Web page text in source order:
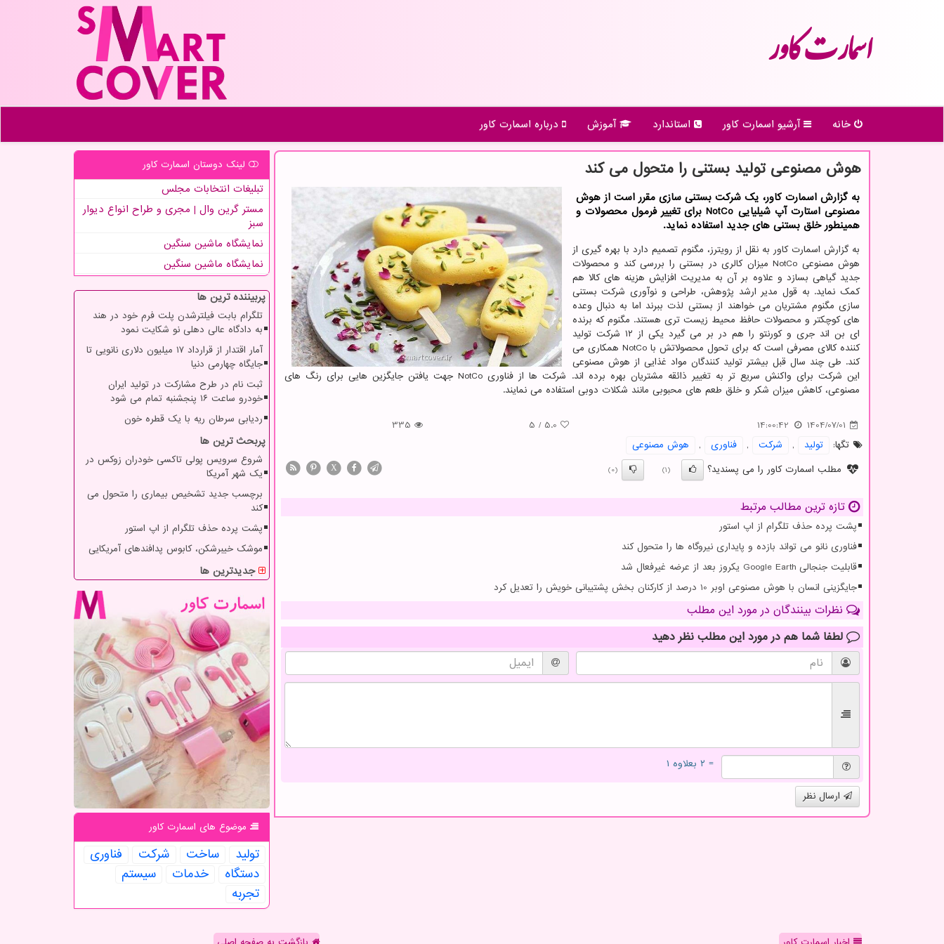
اسمارت كاور
خانه آرشیو اسمارت كاور استاندارد آموزش درباره اسمارت كاور
هوش مصنوعی تولید بستنی را متحول می کند
به گزارش اسمارت کاور، یک شرکت بستنی سازی مقرر است از هوش
مصنوعی استارت آپ شیلیایی NotCo برای تغییر فرمول محصولات و
همینطور خلق بستنی های جدید استفاده نماید.
به گزارش اسمارت کاور به نقل از رویترز، مگنوم تصمیم دارد با بهره گیری از
هوش مصنوعی NotCo میزان کالری در بستنی را بررسی کند و محصولات
جدید گیاهی بسازد و علاوه بر آن به مدیریت افزایش هزینه های کالا هم
کمک نماید. به قول مدیر ارشد پژوهش، طراحی و نوآوری شرکت بستنی
سازی مگنوم مشتریان می خواهند از بستنی لذت ببرند اما به دنبال وعده
های کوچکتر و محصولات حافظ محیط زیست تری هستند. مگنوم که برنده
ای بن اند جری و کورنتو را هم در بر می گیرد یکی از ۱۲ شرکت تولید
کننده کالای مصرفی است که برای تحول محصولاتش با NotCo همکاری می
کند. طی چند سال قبل بیشتر تولید کنندگان مواد غذایی از هوش مصنوعی
این شرکت برای واکنش سریع تر به تغییر ذائقه مشتریان بهره برده اند. شرکت ها از فناوری NotCo جهت یافتن جایگزین هایی برای رنگ های
مصنوعی، کاهش میزان شکر و خلق طعم های محبوبی مانند شکلات دوبی استفاده می نمایند.
1404/07/01
14:00:42
5.0
/
5
335
تگها:
تولید , شركت , فناوری ,
هوش مصنوعی
مطلب اسمارت کاور را می پسندید؟
(1)
(0)
X
تازه ترین مطالب مرتبط
پشت پرده حذف تلگرام از اپ استور
فناوری نانو می تواند بازده و پایداری نیروگاه ها را متحول کند
قابلیت جنجالی Google Earth یکروز بعد از عرضه غیرفعال شد
جایگزینی انسان با هوش مصنوعی اوبر 10 درصد از کارکنان بخش پشتیبانی خویش را تعدیل کرد
نظرات بینندگان در مورد این مطلب
لطفا شما هم در مورد این مطلب نظر دهید
= ۲ بعلاوه ۱
ارسال نظر
لینک دوستان اسمارت كاور
تبلیغات انتخابات مجلس
مستر گرین وال | مجری و طراح انواع دیوار
سبز
نمایشگاه ماشین سنگین
نمایشگاه ماشین سنگین
پربیننده ترین ها
تلگرام بابت فیلترشدن پلت فرم خود در هند
به دادگاه عالی دهلی نو شکایت نمود
آمار اقتدار از قرارداد ۱۷ میلیون دلاری نانویی تا
جایگاه چهارمی دنیا
ثبت نام در طرح مشارکت در تولید ایران
خودرو ساعت ۱۶ پنجشنبه تمام می شود
ردیابی سرطان ریه با یک قطره خون
پربحث ترین ها
شروع سرویس پولی تاکسی خودران زوکس در
یک شهر آمریکا
برچسب جدید تشخیص بیماری را متحول می
کند
پشت پرده حذف تلگرام از اپ استور
موشک خیبرشکن، کابوس پدافندهای آمریکایی
جدیدترین ها
موضوع های اسمارت كاور
تولید ساخت شركت
فناوری
دستگاه
خدمات
سیستم
تجربه